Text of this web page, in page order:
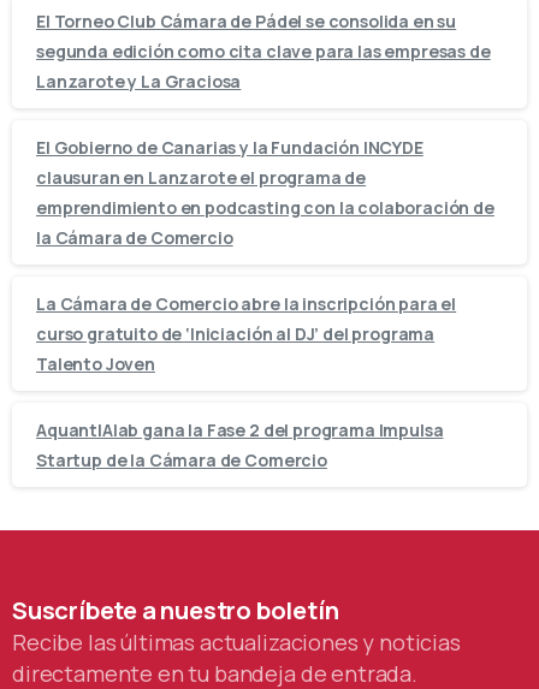
El Torneo Club Cámara de Pádel se consolida en su
segunda edición como cita clave para las empresas de
Lanzarote y La Graciosa
El Gobierno de Canarias y la Fundación INCYDE
clausuran en Lanzarote el programa de
emprendimiento en podcasting con la colaboración de
la Cámara de Comercio
La Cámara de Comercio abre la inscripción para el
curso gratuito de ‘Iniciación al DJ’ del programa
Talento Joven
AquantIAlab gana la Fase 2 del programa Impulsa
Startup de la Cámara de Comercio
Suscríbeteanuestro boletín
Recibe las últimas actualizaciones y noticias
directamente en tu bandeja de entrada.